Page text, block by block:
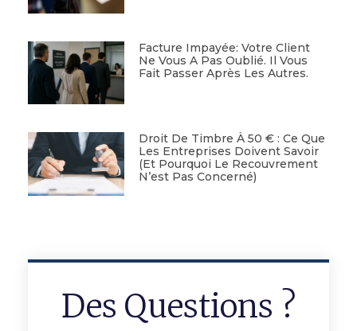
Facture Impayée: Votre Client
Ne Vous A Pas Oublié. Il Vous
Fait Passer Après Les Autres.
Droit De Timbre À 50 € : Ce Que
Les Entreprises Doivent Savoir
(et Pourquoi Le Recouvrement
N’est Pas Concerné)
Des Questions ?